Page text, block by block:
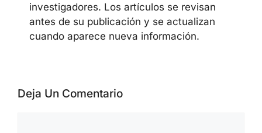
investigadores. Los artículos se revisan
antes de su publicación y se actualizan
cuando aparece nueva información.
Deja Un Comentario